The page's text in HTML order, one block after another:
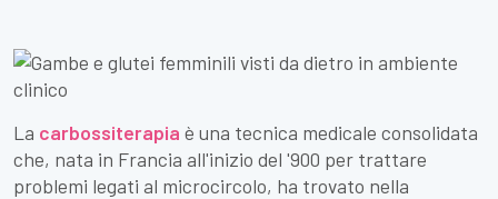
La carbossiterapia è una tecnica medicale consolidata
che, nata in Francia all'inizio del '900 per trattare
problemi legati al microcircolo, ha trovato nella